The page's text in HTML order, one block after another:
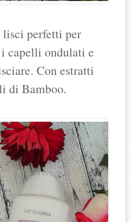
lisci perfetti per
capelli ondulati e
Con estratti
di Bamboo.